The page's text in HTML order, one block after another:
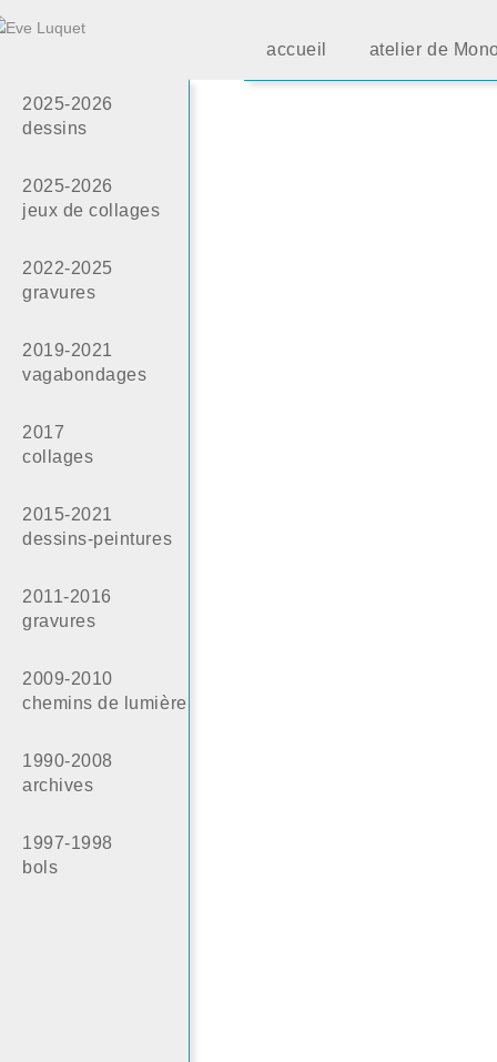
accueil atelier de
2025-2026
dessins
2025-2026
jeux de collages
2022-2025
gravures
2019-2021
vagabondages
2017
collages
2015-2021
dessins-peintures
2011-2016
gravures
2009-2010
chemins de lumière
1990-2008
archives
1997-1998
bols